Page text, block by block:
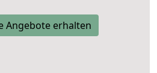
Angebote erhalten